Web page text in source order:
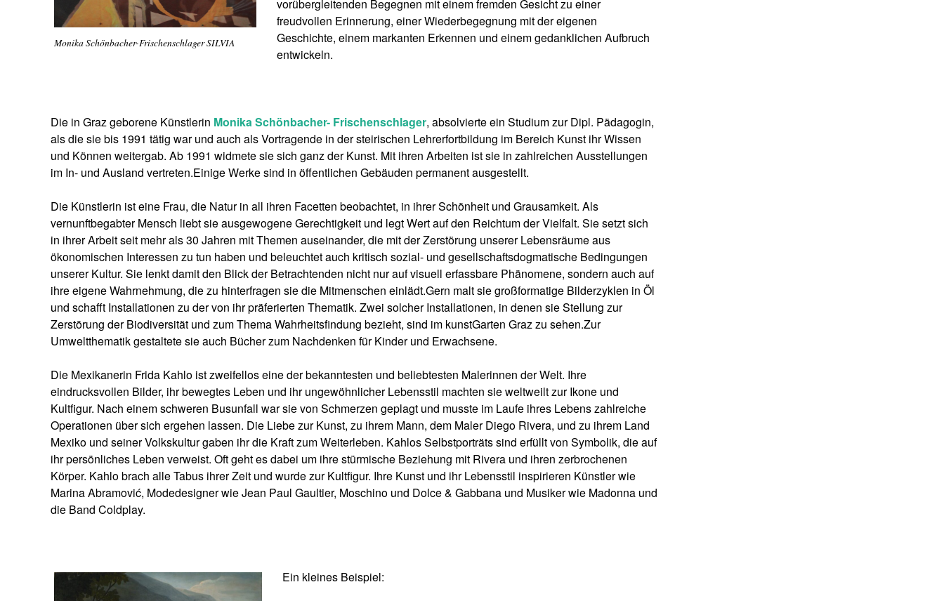
Monika Schönbacher-Frischenschlager SILVIA
vorübergleitenden Begegnen mit einem fremden Gesicht zu einer
freudvollen Erinnerung, einer Wiederbegegnung mit der eigenen
Geschichte, einem markanten Erkennen und einem gedanklichen Aufbruch
entwickeln.
Die in Graz geborene Künstlerin Monika Schönbacher- Frischenschlager, absolvierte ein Studium zur Dipl. Pädagogin,
als die sie bis 1991 tätig war und auch als Vortragende in der steirischen Lehrerfortbildung im Bereich Kunst ihr Wissen
und Können weitergab. Ab 1991 widmete sie sich ganz der Kunst. Mit ihren Arbeiten ist sie in zahlreichen Ausstellungen
im In- und Ausland vertreten.Einige Werke sind in öffentlichen Gebäuden permanent ausgestellt.
Die Künstlerin ist eine Frau, die Natur in all ihren Facetten beobachtet, in ihrer Schönheit und Grausamkeit. Als
vernunftbegabter Mensch liebt sie ausgewogene Gerechtigkeit und legt Wert auf den Reichtum der Vielfalt. Sie setzt sich
in ihrer Arbeit seit mehr als 30 Jahren mit Themen auseinander, die mit der Zerstörung unserer Lebensräume aus
ökonomischen Interessen zu tun haben und beleuchtet auch kritisch sozial- und gesellschaftsdogmatische Bedingungen
unserer Kultur. Sie lenkt damit den Blick der Betrachtenden nicht nur auf visuell erfassbare Phänomene, sondern auch auf
ihre eigene Wahrnehmung, die zu hinterfragen sie die Mitmenschen einlädt.Gern malt sie großformatige Bilderzyklen in Öl
und schafft Installationen zu der von ihr präferierten Thematik. Zwei solcher Installationen, in denen sie Stellung zur
Zerstörung der Biodiversität und zum Thema Wahrheitsfindung bezieht, sind im kunstGarten Graz zu sehen.Zur
Umweltthematik gestaltete sie auch Bücher zum Nachdenken für Kinder und Erwachsene.
Die Mexikanerin Frida Kahlo ist zweifellos eine der bekanntesten und beliebtesten Malerinnen der Welt. Ihre
eindrucksvollen Bilder, ihr bewegtes Leben und ihr ungewöhnlicher Lebensstil machten sie weltweilt zur Ikone und
Kultfigur. Nach einem schweren Busunfall war sie von Schmerzen geplagt und musste im Laufe ihres Lebens zahlreiche
Operationen über sich ergehen lassen. Die Liebe zur Kunst, zu ihrem Mann, dem Maler Diego Rivera, und zu ihrem Land
Mexiko und seiner Volkskultur gaben ihr die Kraft zum Weiterleben. Kahlos Selbstporträts sind erfüllt von Symbolik, die auf
ihr persönliches Leben verweist. Oft geht es dabei um ihre stürmische Beziehung mit Rivera und ihren zerbrochenen
Körper. Kahlo brach alle Tabus ihrer Zeit und wurde zur Kultfigur. Ihre Kunst und ihr Lebensstil inspirieren Künstler wie
Marina Abramović, Modedesigner wie Jean Paul Gaultier, Moschino und Dolce & Gabbana und Musiker wie Madonna und
die Band Coldplay.
Ein kleines Beispiel: